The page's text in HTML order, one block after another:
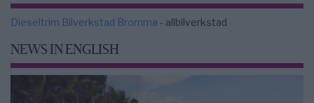
Dieseltrim Bilverkstad Bromma - allbilverkstad
NEWS IN ENGLISH